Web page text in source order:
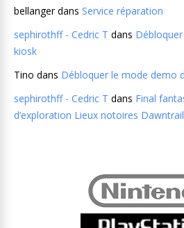
bellangerdans Service réparation
sephirothff - Cedric T dans
kiosk
Tino dans Débloquer le mode demo
sephirothff - Cedric T dans Final
d’exploration Lieux notoires Dawntrail